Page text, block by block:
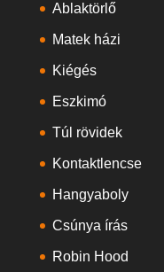
Ablaktörlő
Matek házi
Kiégés
Eszkimó
Túl rövidek
Kontaktlencse
Hangyaboly
Csúnya írás
Robin Hood